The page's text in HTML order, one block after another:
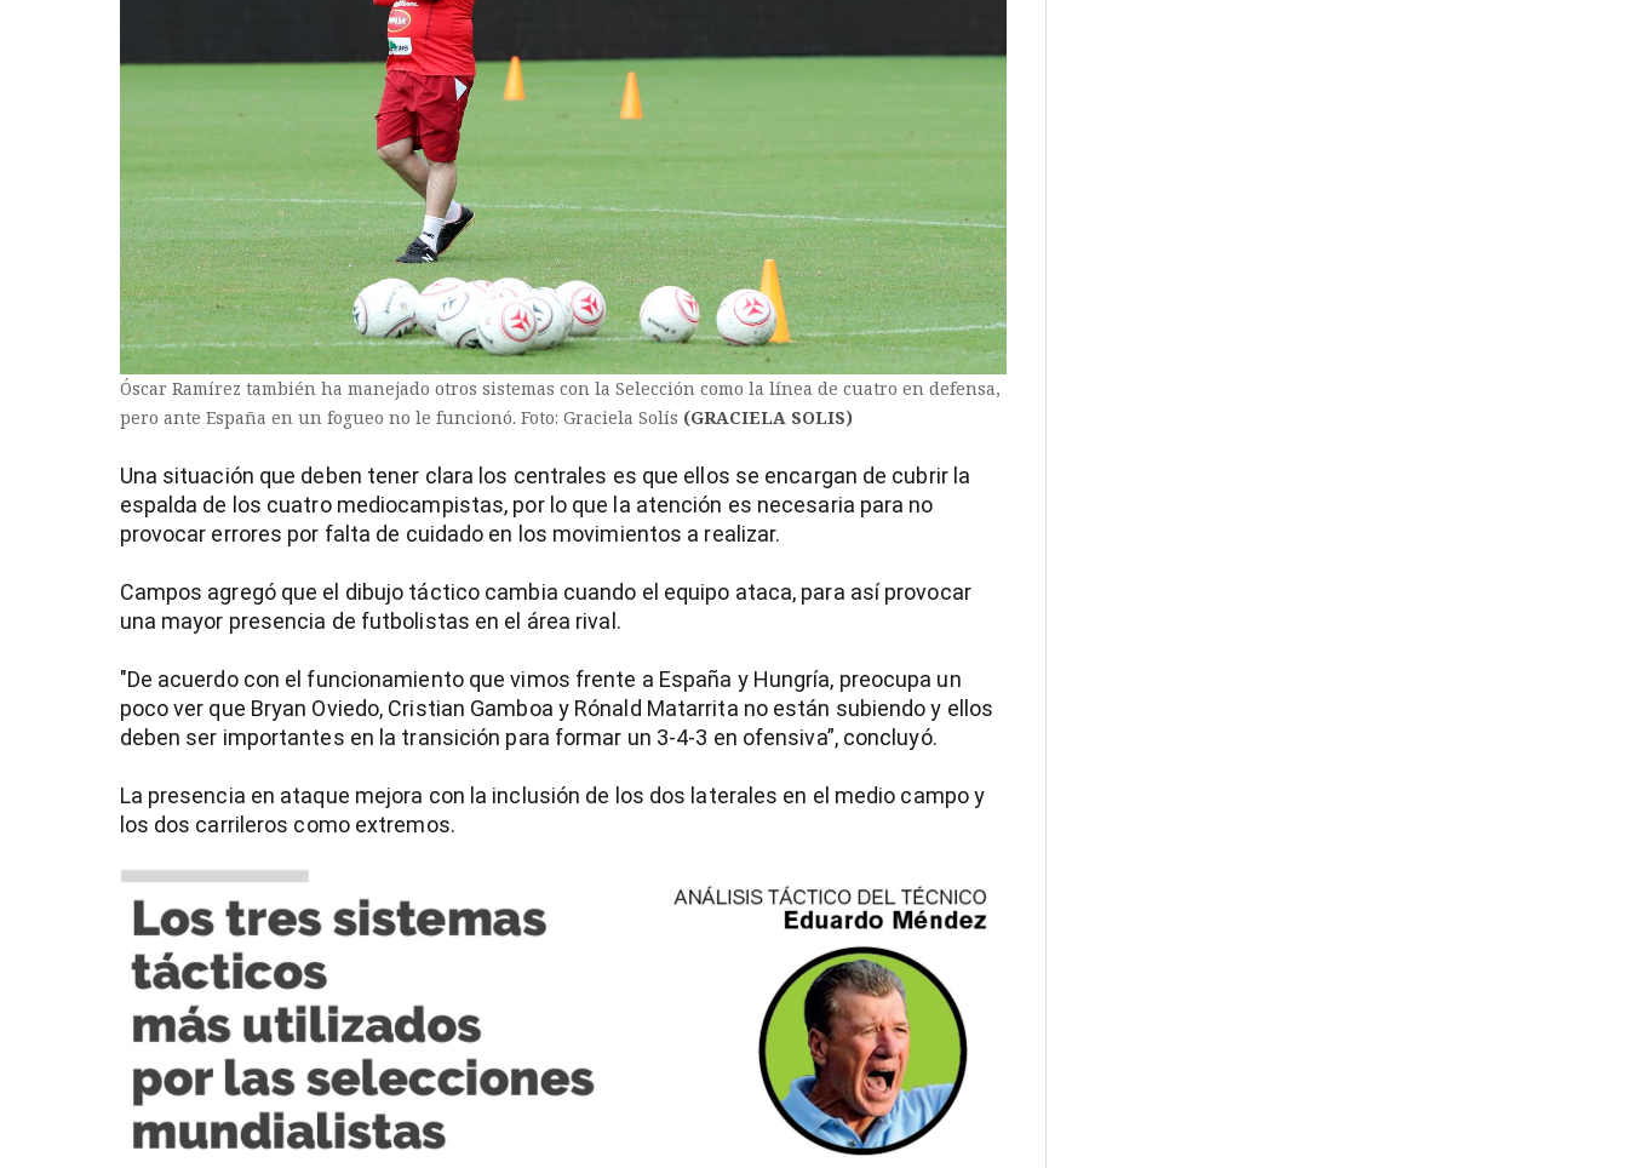
Óscar Ramírez también ha manejado otros sistemas con la Selección como la línea de cuatro en defensa,
pero ante España en un fogueo no le funcionó. Foto: Graciela Solís (GRACIELA SOLIS)
Una situación que deben tener clara los centrales es que ellos se encargan de cubrir la
espalda de los cuatro mediocampistas, por lo que la atención es necesaria para no
provocar errores por falta de cuidado en los movimientos a realizar.
Campos agregó que el dibujo táctico cambia cuando el equipo ataca, para así provocar
una mayor presencia de futbolistas en el área rival.
"De acuerdo con el funcionamiento que vimos frente a España y Hungría, preocupa un
poco ver que Bryan Oviedo, Cristian Gamboa y Rónald Matarrita no están subiendo y ellos
deben ser importantes en la transición para formar un 3-4-3 en ofensiva”, concluyó.
La presencia en ataque mejora con la inclusión de los dos laterales en el medio campo y
los dos carrileros como extremos.